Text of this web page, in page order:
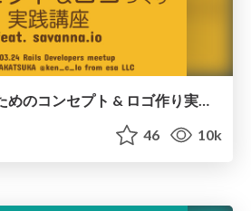
ノンデザイナーのためのコンセプト & ロゴ作り実践講座 feat. savanna.io
46 10k